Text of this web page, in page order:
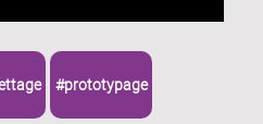
#prototypage